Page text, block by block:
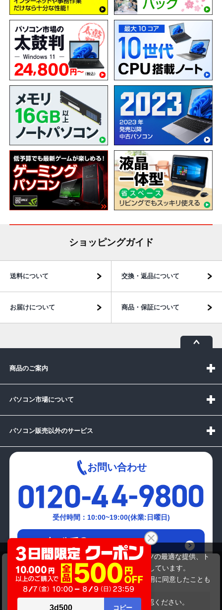
HP ProDisplay P224
商品価格 6,980円
在庫がありません
ショッピングガイド
送料について 交換・返品について
お届けについて 商品・保証について
商品のご案内
パソコン市場について
パソコン販売以外のサービス
お問い合わせ
受付時間：10:00~19:00(休業:日曜日)
メールでの
お問い合わせはこちら
当サイトでは利用体験の向上およびコンテンツの最適な提供、ト
ラフィックの分析を目的としてCookieを使用しています。
サイトの閲覧を継続された場合、Cookieの利用に同意したことも
のといたします。
をご確認ください。